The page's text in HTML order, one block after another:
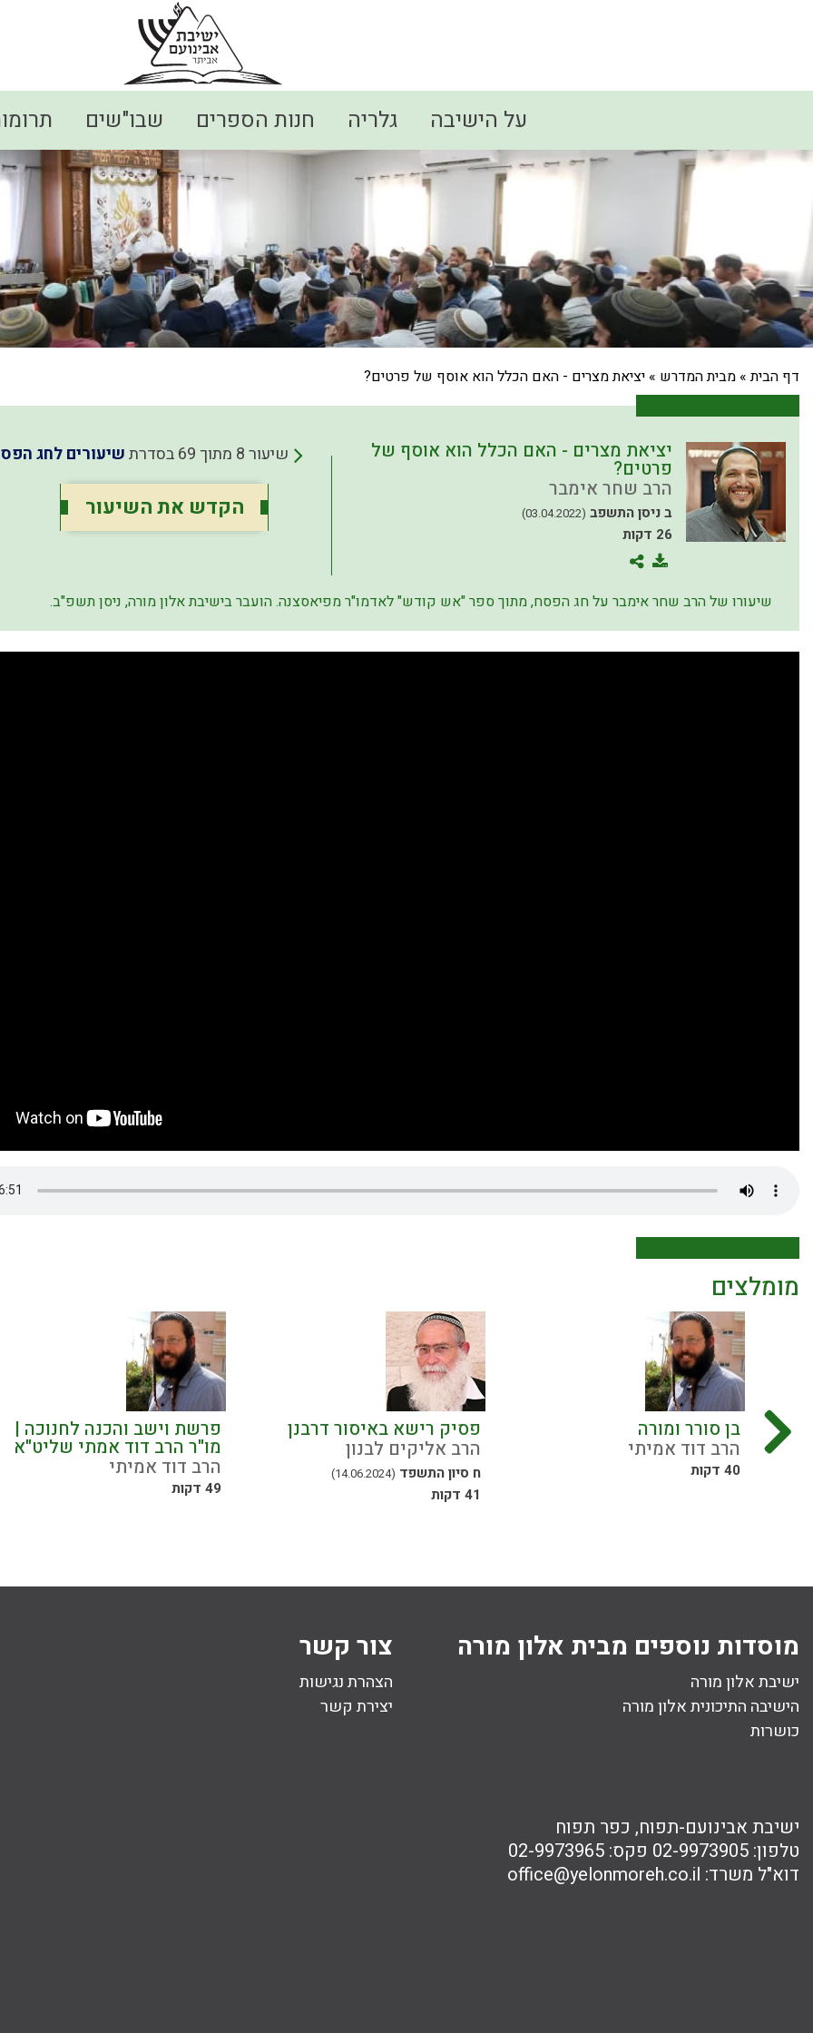
על הישיבה גלריה חנות הספרים שבו"שים
דף הבית» מבית המדרש » יציאת מצרים - האם הכלל הוא אוסף של פרטים?
יציאת מצרים - האם הכלל הוא אוסף של
פרטים?
הרב שחר אימבר
ב ניסן התשפב (03.04.2022)
26 דקות
שיעור 8 מתוך 69 בסדרת שיעורים לחג
הקדש את השיעור
שיעורו של הרב שחר אימבר על חג הפסח, מתוך ספר "אש קודש" לאדמו"ר מפיאסצנה. הועבר בישיבת אלון מורה, ניסן תשפ"ב.
מומלצים
בן סורר ומורה
הרב דוד אמיתי
40 דקות
פסיק רישא באיסור דרבנן
הרב אליקים לבנון
ח סיון התשפד (14.06.2024)
41 דקות
פרשת וישב והכנה לחנוכה |
מו"ר הרב דוד אמתי שליט"א
הרב דוד אמיתי
49 דקות
מוסדות נוספים מבית אלון מורה
ישיבת אלון מורה
הישיבה התיכונית אלון מורה
כושרות
צור קשר
הצהרת נגישות
יצירת קשר
ישיבת אבינועם-תפוח, כפר תפוח
טלפון: 02-9973905 פקס: 02-9973965
דוא"ל משרד: office@yelonmoreh.co.il